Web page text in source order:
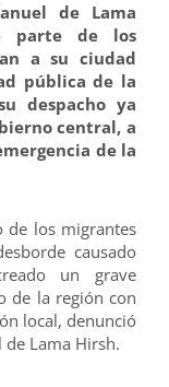
de Lama
parte de los
a su ciudad
pública de la
despacho ya
central, a
de la
los migrantes
causado
un grave
de la región con
local, denunció
Lama Hirsh.